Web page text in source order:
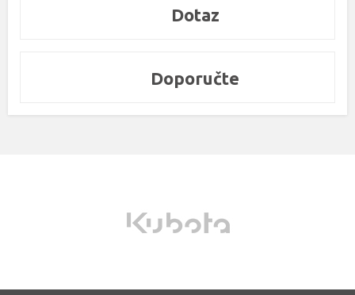
Dotaz
Doporučte